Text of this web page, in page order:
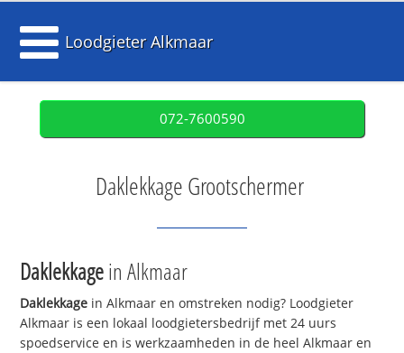
Loodgieter Alkmaar
072-7600590
Daklekkage Grootschermer
Daklekkagein Alkmaar
Daklekkage in Alkmaar en omstreken nodig? Loodgieter
Alkmaar is een lokaal loodgietersbedrijf met 24 uurs
spoedservice en is werkzaamheden in de heel Alkmaar en